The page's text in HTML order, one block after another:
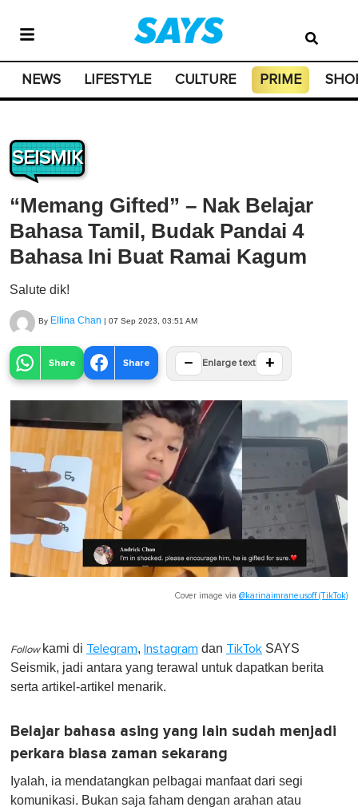
NEWS LIFESTYLE CULTURE PRIME
SEISMIK
“Memang Gifted” – Nak Belajar
Bahasa Tamil, Budak Pandai 4
Bahasa Ini Buat Ramai Kagum
Salute dik!
By Ellina Chan | 07 Sep 2023, 03:51 AM
Share Share − Enlarge text +
Cover image via @karinaimraneusoff (TikTok)
Follow kami di Telegram, Instagram dan TikTok SAYS
Seismik, jadi antara yang terawal untuk dapatkan berita
serta artikel-artikel menarik.
Belajar bahasa asing yang lain sudah menjadi
perkara biasa zaman sekarang
Iyalah, ia mendatangkan pelbagai manfaat dari segi
komunikasi. Bukan saja faham dengan arahan atau